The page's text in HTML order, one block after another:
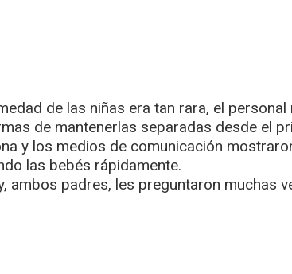
de las niñas era tan rara, el personal
de mantenerlas separadas desde el
y los medios de comunicación
las bebés rápidamente.
ambos padres, les preguntaron muchas